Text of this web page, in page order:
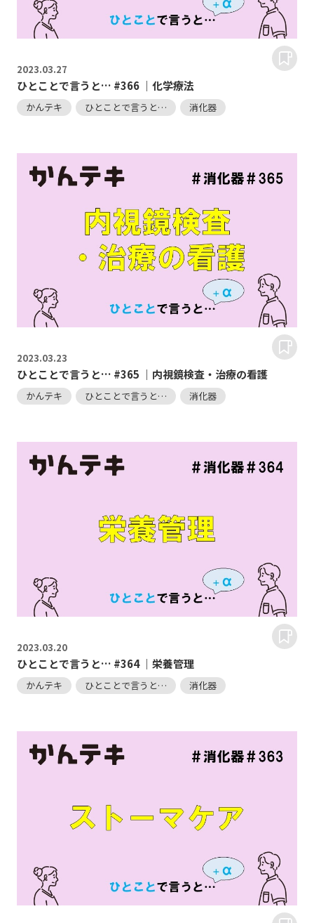
2023.03.27
ひとことで言うと… #366 ｜化学療法
かんテキ ひとことで言うと… 消化器
2023.03.23
ひとことで言うと… #365 ｜内視鏡検査・治療の看護
かんテキ ひとことで言うと… 消化器
2023.03.20
ひとことで言うと… #364 ｜栄養管理
かんテキ ひとことで言うと… 消化器